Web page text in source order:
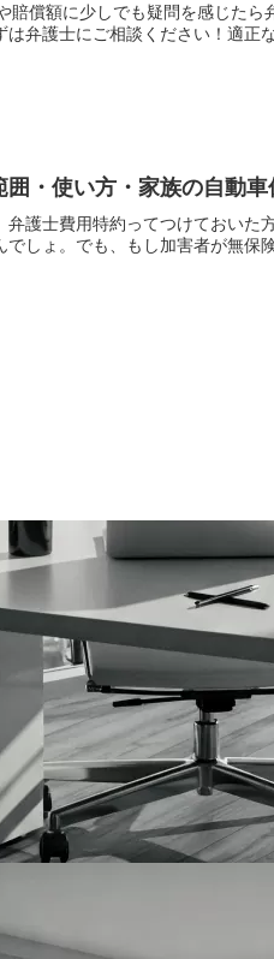
賠償額に少しでも疑問を感じた
弁護士にご相談ください！適正
・使い方・家族の自動
護士費用特約ってつけておいた
しょ。でも、もし加害者が無保